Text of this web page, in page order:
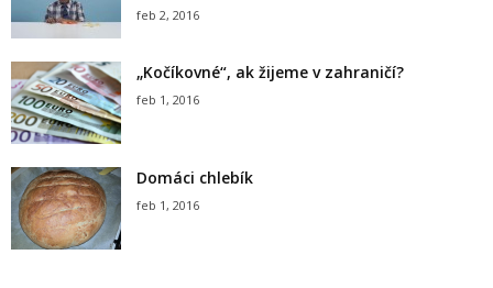
feb 2, 2016
„Kočíkovné“, ak žijeme v zahraničí?
feb 1, 2016
Domáci chlebík
feb 1, 2016